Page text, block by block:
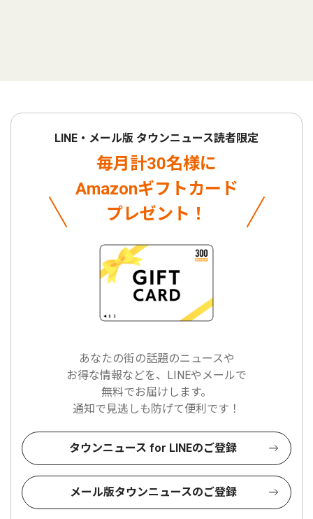
LINE・メール版 タウンニュース読者限定
毎月計30名様に
Amazonギフトカード
プレゼント！
あなたの街の話題のニュースや
お得な情報などを、LINEやメールで
無料でお届けします。
通知で見逃しも防げて便利です！
タウンニュース for LINEのご登録
メール版タウンニュースのご登録